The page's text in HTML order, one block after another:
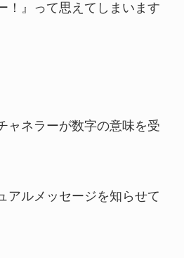
！』って思えてしまいます
ャネラーが数字の意味を受
アルメッセージを知らせて